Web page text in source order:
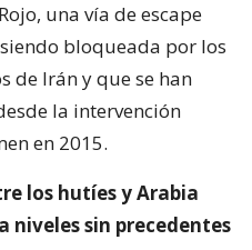
una vía de escape
bloqueada por los
de Irán y que se han
la intervención
en 2015.
los hutíes y Arabia
niveles sin precedentes